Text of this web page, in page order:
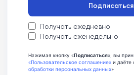
Получать ежедневно
Получать еженедельно
Подписаться
Нажимая кнопку «Подписаться», вы
«Пользовательское соглашение» и даёте
обработки персональных данных»